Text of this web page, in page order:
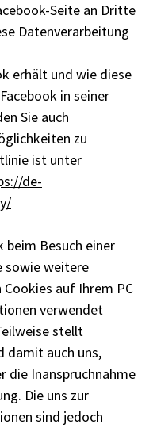
Seite an Dritte
Datenverarbeitung
erhält und wie diese
in seiner
Sie auch
zu
ist unter
de-
beim Besuch einer
sowie weitere
auf Ihrem PC
verwendet
stellt
damit auch uns,
Inanspruchnahme
Die uns zur
sind jedoch